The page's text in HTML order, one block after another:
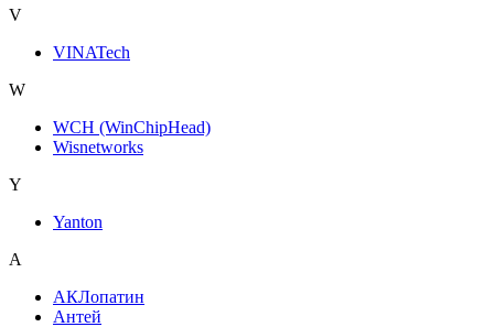
V
VINATech
W
WCH (WinChipHead)
Wisnetworks
Y
Yanton
А
АКЛопатин
Антей